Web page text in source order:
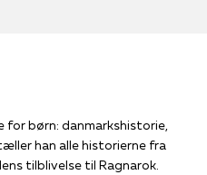
børn: danmarkshistorie,
han alle historierne fra
tilblivelse til Ragnarok.